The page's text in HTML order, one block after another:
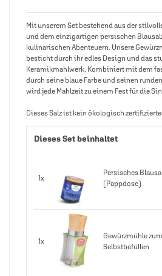
Mit unserem Set bestehend aus der
und dem einzigartigen persischen
kulinarischen Abenteuern. Unsere
besticht durch ihr edles Design und das
Keramikmahlwerk. Kombiniert mit dem
durch seine blaue Farbe und seinen
wird jede Mahlzeit zu einem Fest für die
Dieses Salz ist kein ökologisch
Dieses Set beinhaltet
1x
Persisches
(Pappdose)
1x
Gewürzmühle zum
Selbstbefüllen